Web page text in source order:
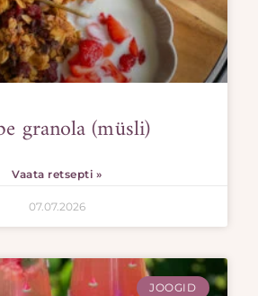
granola (müsli)
Vaata retsepti »
07.07.2026
JOOGID